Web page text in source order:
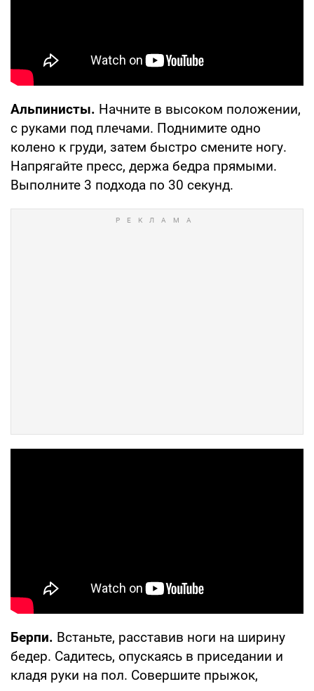
Альпинисты. Начните в высоком положении,
с руками под плечами. Поднимите одно
колено к груди, затем быстро смените ногу.
Напрягайте пресс, держа бедра прямыми.
Выполните 3 подхода по 30 секунд.
Берпи. Встаньте, расставив ноги на ширину
бедер. Садитесь, опускаясь в приседании и
кладя руки на пол. Совершите прыжок,